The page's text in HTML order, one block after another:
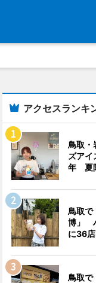
アクセスランキ
鳥取・
ズアイ
年 夏
鳥取で
博」
に36
鳥取で